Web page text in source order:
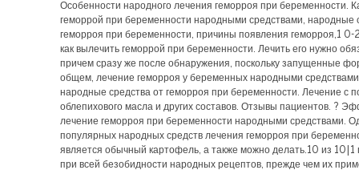
Особенности народного лечения геморроя при беременности.
геморрой при беременности народными средствами, народные
геморроя при беременности, причины появления геморроя,1 0-
как вылечить геморрой при беременности. Лечить его нужно
причем сразу же после обнаружения, поскольку запущенные
общем, лечение геморроя у беременных народными
народные средства от геморроя при беременности. Лечение с
облепихового масла и других составов. Отзывы пациентов. ?
лечение геморроя при беременности народными средствами.
популярных народных средств лечения геморроя при
является обычный картофель, а также можно делать.10 из 10|1
при всей безобидности народных рецептов, прежде чем их